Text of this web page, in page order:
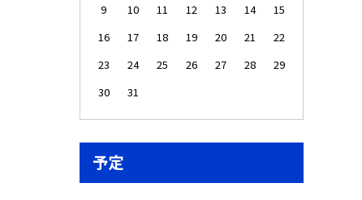
9
10 11 12 13 14
15
16
17 18 19 20 21
22
23
24 25 26 27 28
29
30
31
予定